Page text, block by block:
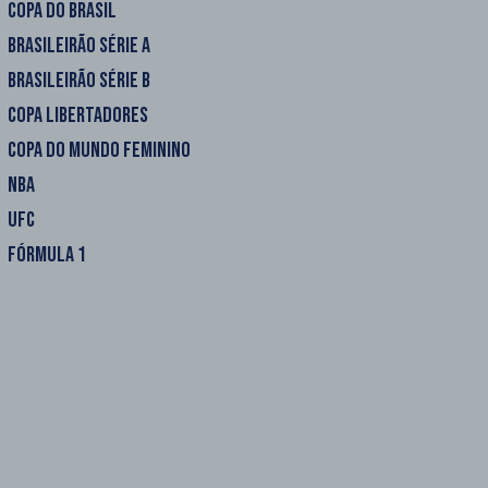
COPA DO BRASIL
BRASILEIRÃO SÉRIE A
BRASILEIRÃO SÉRIE B
COPA LIBERTADORES
COPA DO MUNDO FEMININO
NBA
UFC
FÓRMULA 1